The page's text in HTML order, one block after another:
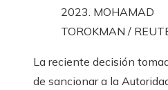
2023. MOHAMAD
TOROKMAN /
La reciente decisión
de sancionar a la